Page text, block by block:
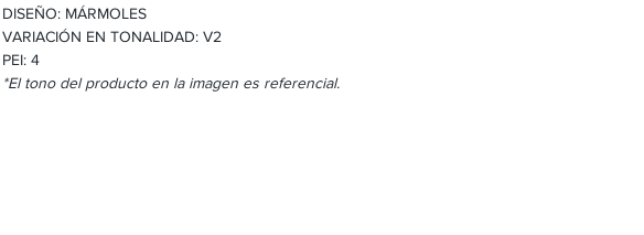
DISEÑO: MÁRMOLES
VARIACIÓN EN TONALIDAD: V2
PEI: 4
*El tono del producto en la imagen es referencial.